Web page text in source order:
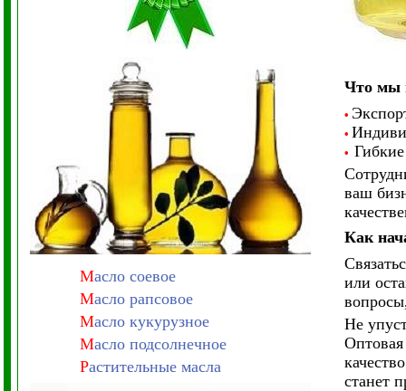
Масло соевое
Масло рапсовое
Масло кукурузное
Масло подсолнечное
Растительные масла
Что мы
•
•
•
ваш
Как
или
Не
станет